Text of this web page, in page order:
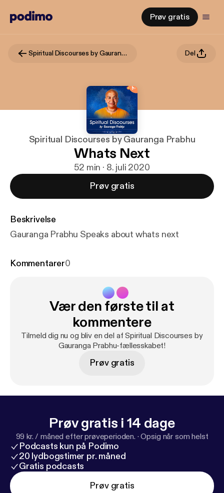
Prøv gratis
Spiritual Discourses by Gauranga Prabhu Del
Spiritual Discourses by Gauranga Prabhu
Whats Next
52 min · 8. juli 2020
Prøv gratis
Beskrivelse
Gauranga Prabhu Speaks about whats next
Kommentarer0
Vær den første til at
kommentere
Tilmeld dig nu og bliv en del af Spiritual Discourses by
Gauranga Prabhu-fællesskabet!
Prøv gratis
Prøv gratis i 14 dage
99 kr. / måned efter prøveperioden. ·Opsig når som helst
Podcasts kun på Podimo
20 lydbogstimer pr. måned
Gratis podcasts
Prøv gratis